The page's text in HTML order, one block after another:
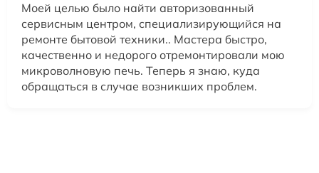
Моей целью было найти авторизованный
сервисным центром, специализирующийся на
ремонте бытовой техники.. Мастера быстро,
качественно и недорого отремонтировали мою
микроволновую печь. Теперь я знаю, куда
обращаться в случае возникших проблем.